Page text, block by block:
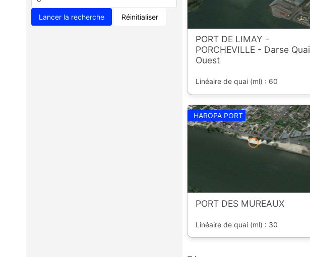
Réinitialiser
PORT DE LIMAY -
PORCHEVILLE - Darse Quai
Ouest
Linéaire de quai (ml) : 60
HAROPA PORT
PORT DES MUREAUX
Linéaire de quai (ml) : 30